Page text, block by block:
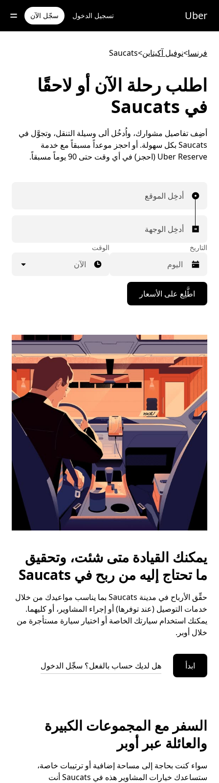
للوصول
المحتوى
Uber تسجيل الدخول سجّل الآن
فرنسا>نوفيل آكيتاين>
Saucats
اطلب رحلة الآن أو لاحقًا
في Saucats
أضِف تفاصيل مشوارك، واُدخُل ألى وسيلة التنقل، وتجوَّل في
Saucats بكل سهولة. أو احجز موعداً مسبقاً مع خدمة
Uber Reserve (احجز) في أي وقت حتى 90 يوماً مسبقاً.
أدخِل الموقع
أدخِل الوجهة
التاريخ
اضغط
على
مفتاح
للأسفل
لاستخدام
التقويم
التاريخ.
اضغط
على
زر
الخروج
لإغلاق
التقويم.
الوقت
الآن
اطَّلِع على الأسعار
يمكنك القيادة متى شئت، وتحقيق
ما تحتاج إليه من ربح في Saucats
حقِّق الأرباح في مدينة Saucats بما يناسب مواعيدك من خلال
خدمات التوصيل (عند توفرها) أو إجراء المشاوير، أو كليهما.
يمكنك استخدام سيارتك الخاصة أو اختيار سيارة مستأجرة من
خلال أوبر.
ابدأ هل لديك حساب بالفعل؟ سجِّل الدخول
السفر مع المجموعات الكبيرة
والعائلة عبر أوبر
سواء كنت بحاجة إلى مساحة إضافية أو ترتيبات خاصة،
ستساعدك خيارات المشاوير هذه في Saucats أنت